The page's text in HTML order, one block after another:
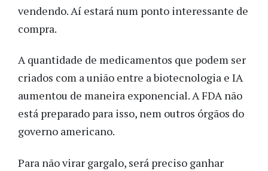
vendendo. Aí estará num ponto interessante de
compra.
A quantidade de medicamentos que podem ser
criados com a união entre a biotecnologia e IA
aumentou de maneira exponencial. A FDA não
está preparado para isso, nem outros órgãos do
governo americano.
Para não virar gargalo, será preciso ganhar